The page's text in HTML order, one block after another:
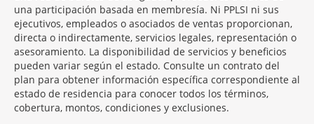
una participación basada en membresía. Ni PPLSI ni sus
ejecutivos, empleados o asociados de ventas proporcionan,
directa o indirectamente, servicios legales, representación o
asesoramiento. La disponibilidad de servicios y beneficios
pueden variar según el estado. Consulte un contrato del
plan para obtener información específica correspondiente al
estado de residencia para conocer todos los términos,
cobertura, montos, condiciones y exclusiones.